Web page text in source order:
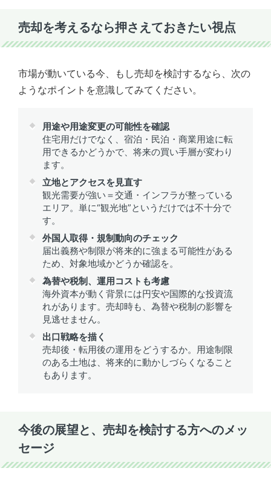
売却を考えるなら押さえておきたい視点
市場が動いている今、もし売却を検討するなら、次の
ようなポイントを意識してみてください。
用途や用途変更の可能性を確認
住宅用だけでなく、宿泊・民泊・商業用途に転
用できるかどうかで、将来の買い手層が変わり
ます。
立地とアクセスを見直す
観光需要が強い＝交通・インフラが整っている
エリア。単に“観光地”というだけでは不十分で
す。
外国人取得・規制動向のチェック
届出義務や制限が将来的に強まる可能性がある
ため、対象地域かどうか確認を。
為替や税制、運用コストも考慮
海外資本が動く背景には円安や国際的な投資流
れがあります。売却時も、為替や税制の影響を
見逃せません。
出口戦略を描く
売却後・転用後の運用をどうするか。用途制限
のある土地は、将来的に動かしづらくなること
もあります。
今後の展望と、売却を検討する方へのメッ
セージ